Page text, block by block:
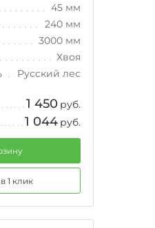
45 мм
240 мм
3000 мм
Хвоя
Русский лес
1 450 руб.
1 044 руб.
1 клик